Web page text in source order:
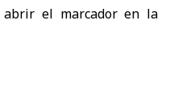
abrir el marcador en la